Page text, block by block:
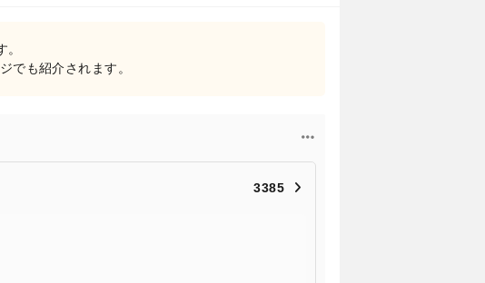
でも紹介されます。
3385